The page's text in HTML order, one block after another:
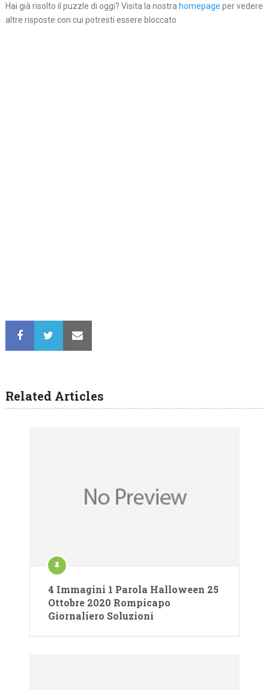
Hai già risolto il puzzle di oggi? Visita la nostra homepage per vedere
altre risposte con cui potresti essere bloccato
Related Articles
4 Immagini 1 Parola Halloween 25
Ottobre 2020 Rompicapo
Giornaliero Soluzioni